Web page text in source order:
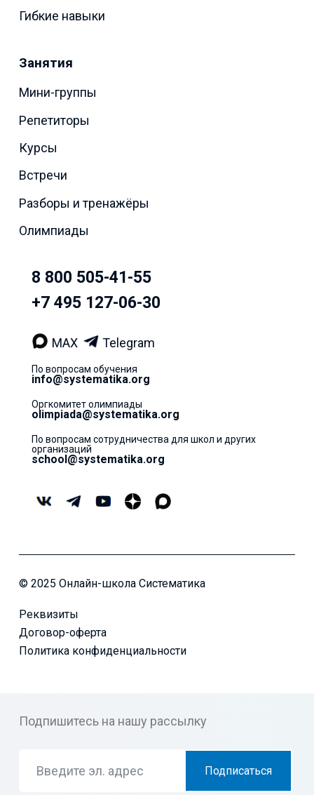
Гибкие навыки
Занятия
Мини-группы
Репетиторы
Курсы
Встречи
Разборы и тренажёры
Олимпиады
8 800 505-41-55
+7 495 127-06-30
MAX Telegram
По вопросам обучения
info@systematika.org
Оргкомитет олимпиады
olimpiada@systematika.org
По вопросам сотрудничества для школ и других
организаций
school@systematika.org
© 2025 Онлайн-школа Систематика
Реквизиты
Договор-оферта
Политика конфиденциальности
Подпишитесь на нашу рассылку
Подписаться